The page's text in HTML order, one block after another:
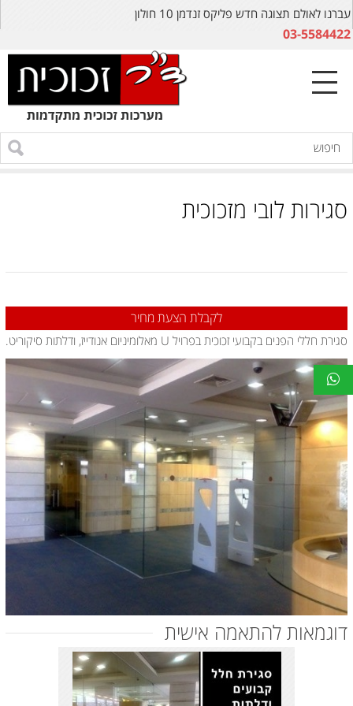
עברנו לאולם תצוגה חדש פליקס זנדמן 10 חולון
03-5584422
סגירות לובי מזכוכית
לקבלת הצעת מחיר
סגירת חללי הפנים בקבועי זכוכית בפרויל U מאלומיניום אנודייז, ודלתות סיקוריט.
דוגמאות להתאמה אישית